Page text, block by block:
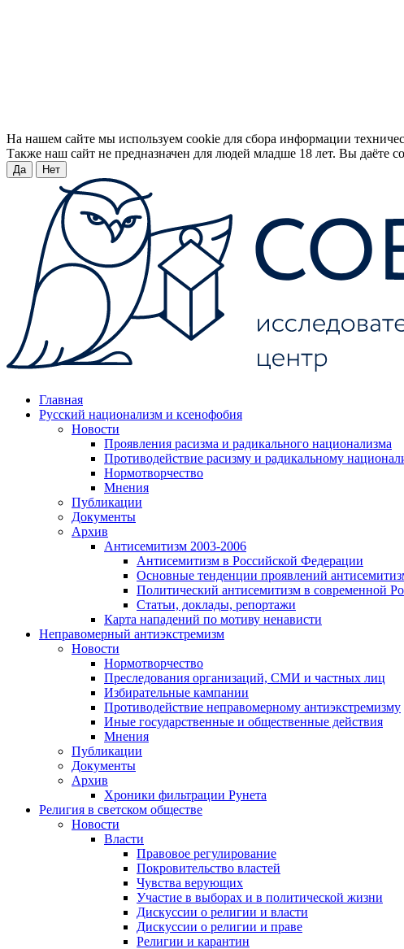
На нашем сайте мы используем cookie для сбора информации
Также наш сайт не предназначен для людей младше 18 лет. Вы даёте
Да Нет
Главная
Русский национализм и ксенофобия
Новости
Проявления расизма и радикального национализма
Противодействие расизму и радикальному
Нормотворчество
Мнения
Публикации
Документы
Архив
Антисемитизм 2003-2006
Антисемитизм в Российской Федерации
Основные тенденции проявлений
Политический антисемитизм в современной
Статьи, доклады, репортажи
Карта нападений по мотиву ненависти
Неправомерный антиэкстремизм
Новости
Нормотворчество
Преследования организаций, СМИ и частных лиц
Избирательные кампании
Противодействие неправомерному антиэкстремизму
Иные государственные и общественные действия
Мнения
Публикации
Документы
Архив
Хроники фильтрации Рунета
Религия в светском обществе
Новости
Власти
Правовое регулирование
Покровительство властей
Чувства верующих
Участие в выборах и в политической жизни
Дискуссии о религии и власти
Дискуссии о религии и праве
Религии и карантин